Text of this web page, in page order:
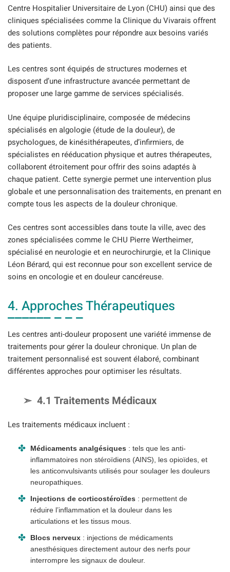
Centre Hospitalier Universitaire de Lyon (CHU) ainsi que des
cliniques spécialisées comme la Clinique du Vivarais offrent
des solutions complètes pour répondre aux besoins variés
des patients.
Les centres sont équipés de structures modernes et
disposent d’une infrastructure avancée permettant de
proposer une large gamme de services spécialisés.
Une équipe pluridisciplinaire, composée de médecins
spécialisés en algologie (étude de la douleur), de
psychologues, de kinésithérapeutes, d’infirmiers, de
spécialistes en rééducation physique et autres thérapeutes,
collaborent étroitement pour offrir des soins adaptés à
chaque patient. Cette synergie permet une intervention plus
globale et une personnalisation des traitements, en prenant en
compte tous les aspects de la douleur chronique.
Ces centres sont accessibles dans toute la ville, avec des
zones spécialisées comme le CHU Pierre Wertheimer,
spécialisé en neurologie et en neurochirurgie, et la Clinique
Léon Bérard, qui est reconnue pour son excellent service de
soins en oncologie et en douleur cancéreuse.
4. Approches Thérapeutiques
Les centres anti-douleur proposent une variété immense de
traitements pour gérer la douleur chronique. Un plan de
traitement personnalisé est souvent élaboré, combinant
différentes approches pour optimiser les résultats.
4.1 Traitements Médicaux
Les traitements médicaux incluent :
Médicaments analgésiques : tels que les anti-
inflammatoires non stéroïdiens (AINS), les opioïdes, et
les anticonvulsivants utilisés pour soulager les douleurs
neuropathiques.
Injections de corticostéroïdes : permettent de
réduire l’inflammation et la douleur dans les
articulations et les tissus mous.
Blocs nerveux : injections de médicaments
anesthésiques directement autour des nerfs pour
interrompre les signaux de douleur.